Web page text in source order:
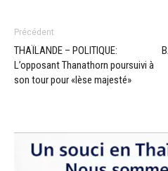
Précédent
THAÏLANDE – POLITIQUE:
L’opposant Thanathorn poursuivi à
son tour pour «lèse majesté»